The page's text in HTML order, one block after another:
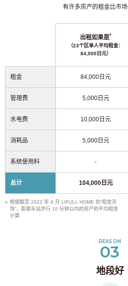
有许多房产的租金比市场
出租如果是*
（23个区单人平均租金：
84,000日元）
租金 84,000日元
管理费 5,000日元
水电费 10,000日元
消耗品
5,000日元
系统使用料 -
总计 104,000日元
根据截至 2022 年 6 月 LIFULL HOME 的“租金市
场”，距离车站步行 10 分钟以内的房产的平均租金
计算
REASON
03
地段好